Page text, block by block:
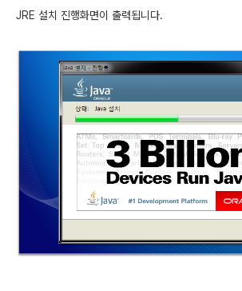
JRE 설치 진행화면이 출력됩니다.